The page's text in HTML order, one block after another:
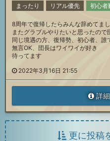
まったり リアル優先 初心者
8周年で復帰したらみんな辞めてま
またグラブルやりたいと思ったので
同じ境遇の方、復帰勢、初心者、誰
無言OK、団長はワイワイが好き
待ってます
2022年3月16日 21:55
詳
更に投稿